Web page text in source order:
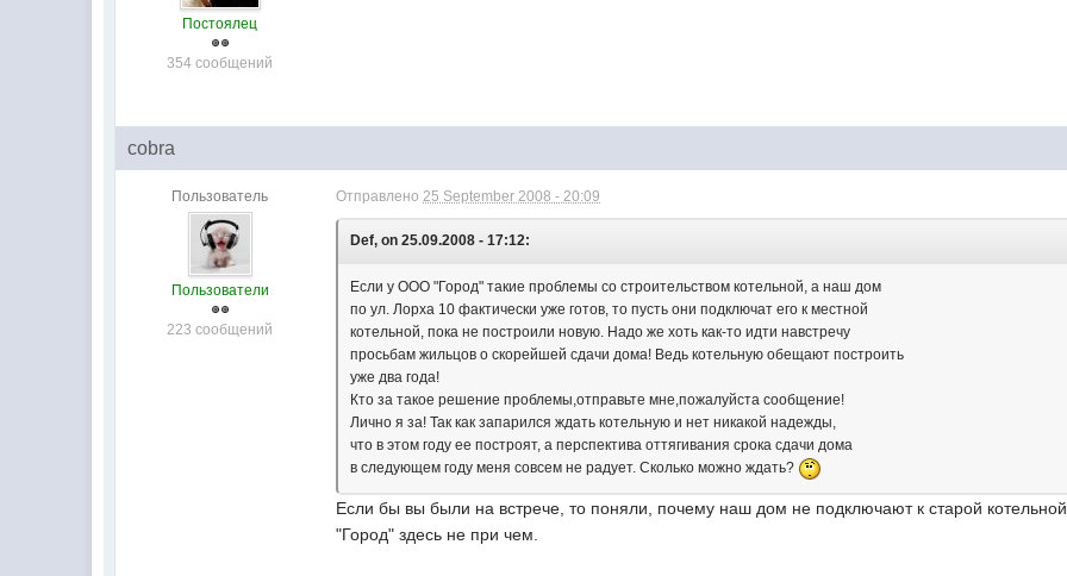
Постоялец
354 сообщений
cobra
Пользователь
Пользователи
223 сообщений
Отправлено25 September 2008 - 20:09
Def, on 25.09.2008 - 17:12:
Если у ООО "Город" такие проблемы со строительством котельной, а наш дом
по ул. Лорха 10 фактически уже готов, то пусть они подключат его к местной
котельной, пока не построили новую. Надо же хоть как-то идти навстречу
просьбам жильцов о скорейшей сдачи дома! Ведь котельную обещают построить
уже два года!
Кто за такое решение проблемы,отправьте мне,пожалуйста сообщение!
Лично я за! Так как запарился ждать котельную и нет никакой надежды,
что в этом году ее построят, а перспектива оттягивания срока сдачи дома
в следующем году меня совсем не радует. Сколько можно ждать?
Если бы вы были на встрече, то поняли, почему наш дом не подключают к старой
"Город" здесь не при чем.